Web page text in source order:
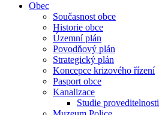
Obec
Současnost obce
Historie obce
Územní plán
Povodňový plán
Strategický plán
Koncepce krizového řízení
Pasport obce
Kanalizace
Studie proveditelnosti